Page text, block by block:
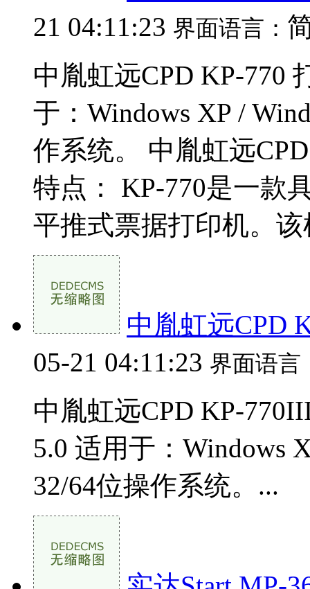
21 04:11:23 界面语言：
中胤虹远CPD KP-770
于：Windows XP /
作系统。 中胤虹远
特点： KP-770是一款
平推式票据打印机。
中胤虹远CPD
05-21 04:11:23 界面语言
中胤虹远CPD KP-
5.0 适用于：Windows
32/64位操作系统。...